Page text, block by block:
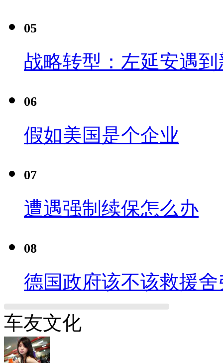
05
战略转型：左延安遇
06
假如美国是个企业
07
遭遇强制续保怎么办
08
德国政府该不该救援舍
车友文化